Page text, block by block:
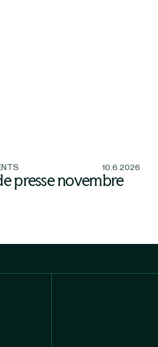
10.6.2026
presse novembre